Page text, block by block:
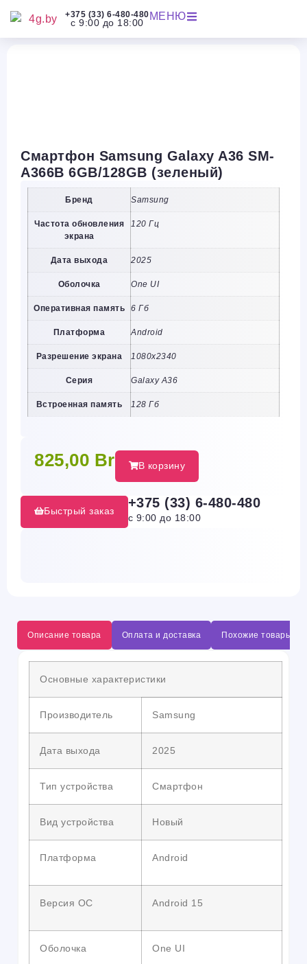
+375 (33) 6-480-480
с 9:00 до 18:00
МЕНЮ
Смартфон Samsung Galaxy A36 SM-
A366B 6GB/128GB (зеленый)
Бренд Samsung
Частота обновления
экрана
120 Гц
Дата выхода 2025
Оболочка One UI
Оперативная память 6 Гб
Платформа Android
Разрешение экрана 1080х2340
Серия Galaxy A36
Встроенная память 128 Гб
825,00 Br В корзину
Быстрый заказ
+375 (33) 6-480-480
с 9:00 до 18:00
Описание товара Оплата и доставка Похожие товары
Основные характеристики
Производитель Samsung
Дата выхода 2025
Тип устройства Смартфон
Вид устройства Новый
Платформа Android
Версия ОС Android 15
Оболочка One UI